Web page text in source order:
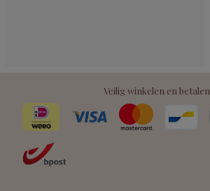
Veilig winkelen en betalen